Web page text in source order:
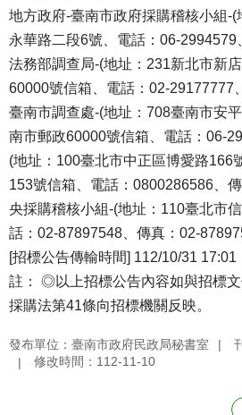
地方政府-臺南市政府採購稽核小組-
永華路二段6號、電話：06-
法務部調查局-(地址：231新北市新
60000號信箱、電話：02-29177777
臺南市調查處-(地址：708臺南市安
南市郵政60000號信箱、電話：06-
(地址：100臺北市中正區博愛路166
153號信箱、電話：0800286586、
央採購稽核小組-(地址：110臺北市
話：02-87897548、傳真：02-
[招標公告傳輸時間] 112/10/31 17:01
註： ◎以上招標公告內容如與招標
採購法第41條向招標機關反映。
發布單位：臺南市政府民政局秘書室
修改時間：112-11-10